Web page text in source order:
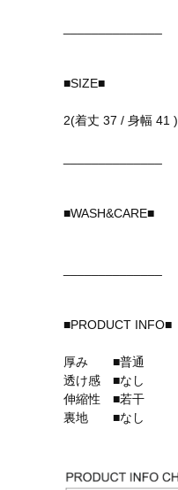
■SIZE■
2(着丈 37 / 身幅 41 )
■WASH&CARE■
■PRODUCT INFO■
厚み ■普通
透け感 ■なし
伸縮性 ■若干
裏地 ■なし